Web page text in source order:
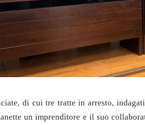
di cui tre tratte in arresto,
un imprenditore e il suo